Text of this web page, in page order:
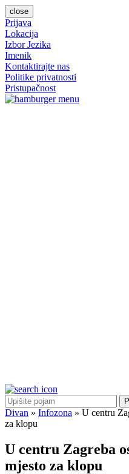
close
Prijava
Lokacija
Izbor Jezika
Imenik
Kontaktirajte nas
Politike privatnosti
Pristupačnost
Divan » Infozona » U centru
za klopu
U centru Zagreba
mjesto za klopu